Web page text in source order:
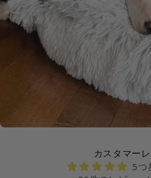
カスタマー
5つ